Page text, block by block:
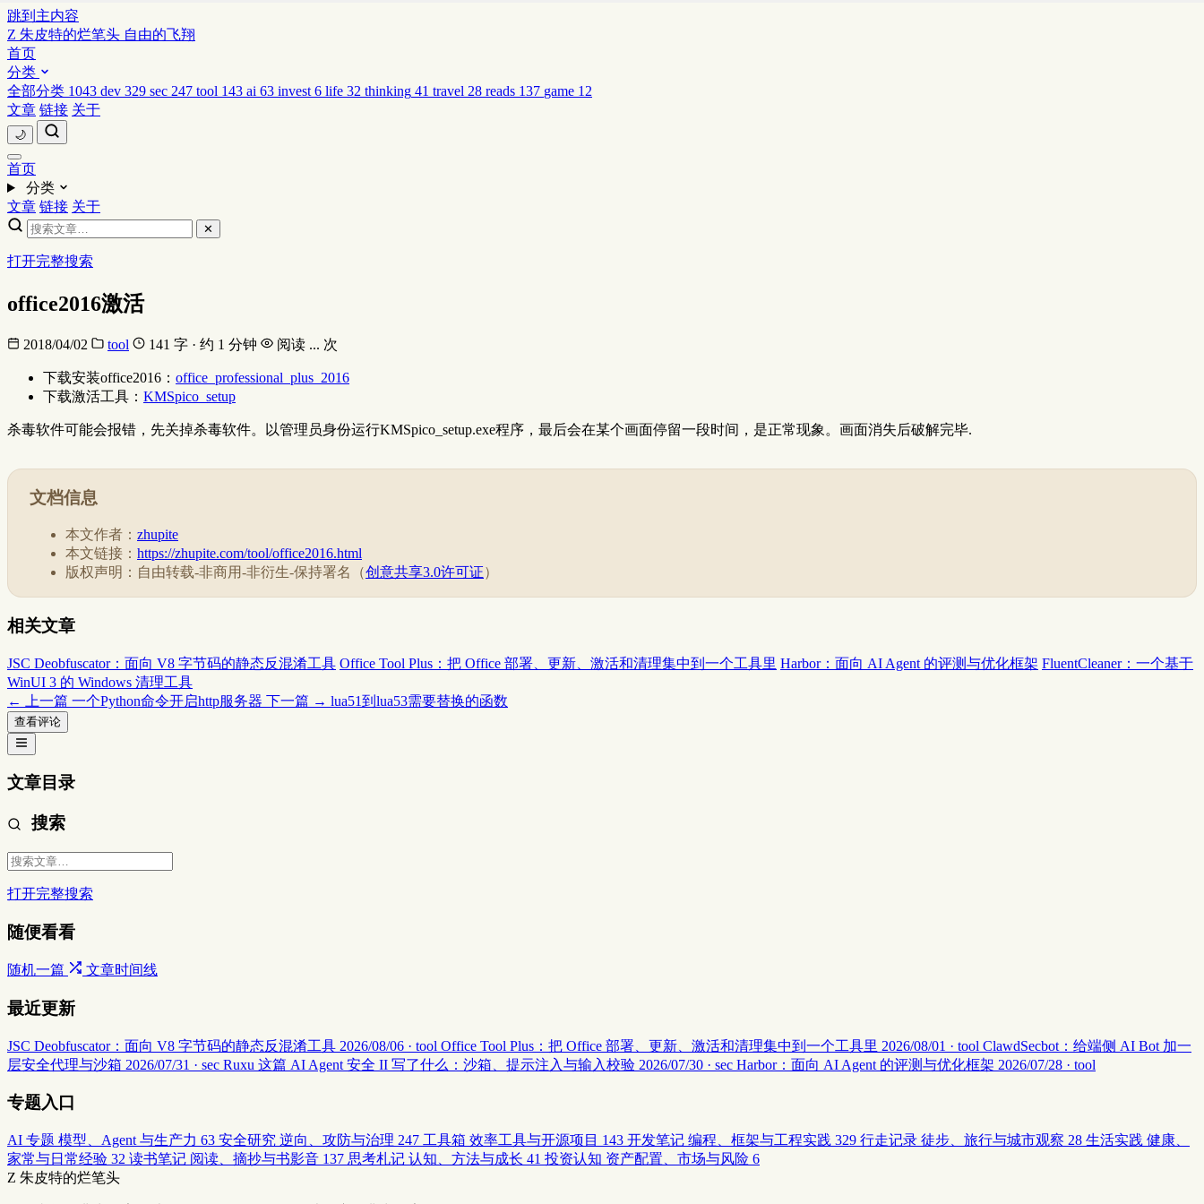
跳到主内容
Z 朱皮特的烂笔头 自由的飞翔
首页
分类
全部分类 1043 dev 329 sec 247 tool 143 ai 63 invest 6 life 32 thinking 41 travel 28 reads 137 game 12
文章 链接 关于
🌙
首页
分类
文章 链接 关于
✕
打开完整搜索
office2016激活
2018/04/02 tool 141 字 · 约 1 分钟 阅读 ... 次
下载安装office2016： office_professional_plus_2016
下载激活工具： KMSpico_setup
杀毒软件可能会报错，先关掉杀毒软件。以管理员身份运行KMSpico_setup.exe程序，最后会在某个画面停留一段时间，是正常现象。画面消失后破解完毕.
文档信息
本文作者： zhupite
本文链接： https://zhupite.com/tool/office2016.html
版权声明：自由转载-非商用-非衍生-保持署名（创意共享3.0许可证）
相关文章
JSC Deobfuscator：面向 V8 字节码的静态反混淆工具 Office Tool Plus：把 Office 部署、更新、激活和清理集中到一个工具里 Harbor：面向 AI Agent 的评测与优化框架 FluentCleaner：一个基于
WinUI 3 的 Windows 清理工具
← 上一篇 一个Python命令开启http服务器 下一篇 → lua51到lua53需要替换的函数
查看评论
文章目录
搜索
打开完整搜索
随便看看
随机一篇 文章时间线
最近更新
JSC Deobfuscator：面向 V8 字节码的静态反混淆工具 2026/08/06 · tool Office Tool Plus：把 Office 部署、更新、激活和清理集中到一个工具里 2026/08/01 · tool ClawdSecbot：给端侧 AI Bot 加一
层安全代理与沙箱 2026/07/31 · sec Ruxu 这篇 AI Agent 安全 II 写了什么：沙箱、提示注入与输入校验 2026/07/30 · sec Harbor：面向 AI Agent 的评测与优化框架 2026/07/28 · tool
专题入口
AI 专题 模型、Agent 与生产力 63 安全研究 逆向、攻防与治理 247 工具箱 效率工具与开源项目 143 开发笔记 编程、框架与工程实践 329 行走记录 徒步、旅行与城市观察 28 生活实践 健康、
家常与日常经验 32 读书笔记 阅读、摘抄与书影音 137 思考札记 认知、方法与成长 41 投资认知 资产配置、市场与风险 6
Z 朱皮特的烂笔头